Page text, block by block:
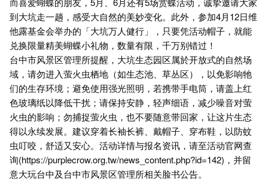
到大坑走一趟，感受大自然的美妙变化。此外，参加4月12日维
他露基金会举办的「大坑万人健行」，只要凭活动帽子，就能
兑换限量精美蝴蝶小礼物，数量有限，千万别错过！
台中市风景区管理所提醒，大坑生态园区属於开放式的自然场
域，请勿进入萤火虫栖地（如生态池、草丛区），以免影响牠
们的生存环境；避免使用强光照明，若携带手电筒，请盖上红
色玻璃纸以降低干扰；请保持安静，轻声细语，减少噪音对萤
火虫的影响；勿捕捉萤火虫，也不要随意带回家，让这片生态
得以永续发展。建议穿着长袖长裤、戴帽子、穿布鞋，以防蚊
虫叮咬，舒适又安心。活动详情与报名资讯，请至活动官网查
询(https://purplecrow.org.tw/news_content.php?id=142)，并留
意大玩台中及台中市风景区管理所相关脸书公告。